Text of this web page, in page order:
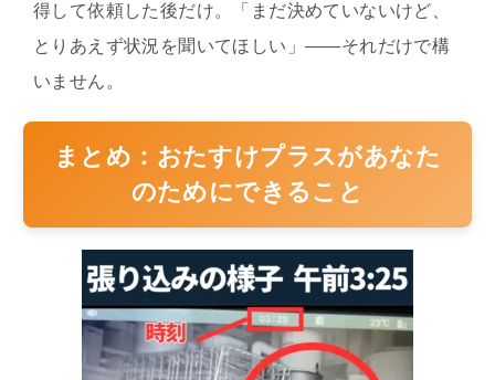
得して依頼した後だけ。「まだ決めていないけど、
とりあえず状況を聞いてほしい」——それだけで構
いません。
まとめ：おたすけプラスがあなた
のためにできること